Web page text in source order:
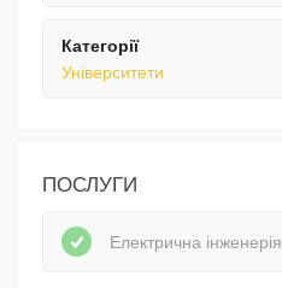
Категорії
Університети
ПОСЛУГИ
Електрична інженерія